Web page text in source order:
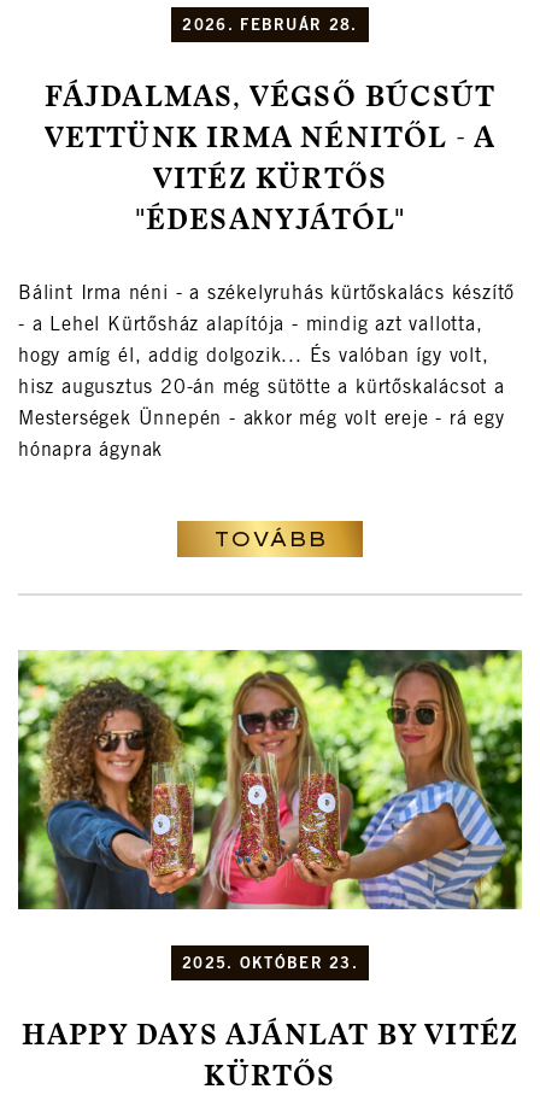
2026. FEBRUÁR 28.
FÁJDALMAS, VÉGSŐ BÚCSÚT
VETTÜNK IRMA NÉNITŐL - A
VITÉZ KÜRTŐS
"ÉDESANYJÁTÓL"
Bálint Irma néni - a székelyruhás kürtőskalács készítő
- a Lehel Kürtősház alapítója - mindig azt vallotta,
hogy amíg él, addig dolgozik... És valóban így volt,
hisz augusztus 20-án még sütötte a kürtőskalácsot a
Mesterségek Ünnepén - akkor még volt ereje - rá egy
hónapra ágynak
TOVÁBB
2025. OKTÓBER 23.
HAPPY DAYS AJÁNLAT BY VITÉZ
KÜRTŐS